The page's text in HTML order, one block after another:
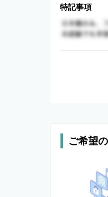
特記事項
ご希望